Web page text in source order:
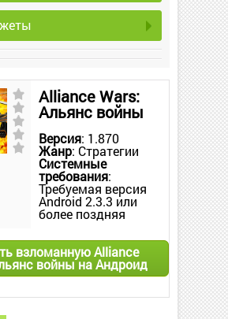
Alliance Wars:
Альянс войны
Версия: 1.870
Жанр: Стратегии
Системные
требования:
Требуемая версия
Android 2.3.3 или
более поздняя
взломанную Alliance
войны на Андроид